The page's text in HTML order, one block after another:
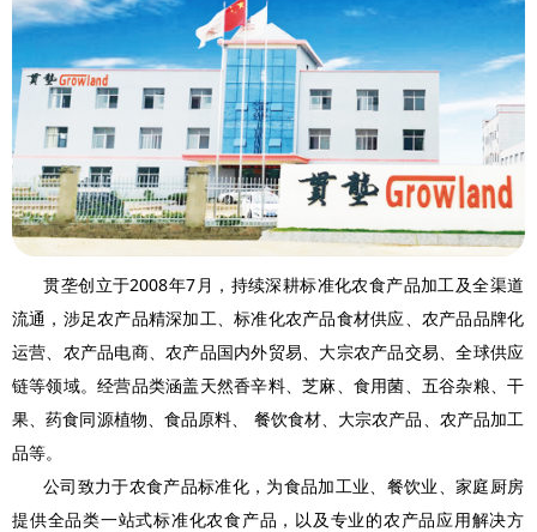
贯垄创立于2008年7月，持续深耕标准化农食产品加工及全渠道
流通，涉足农产品精深加工、标准化农产品食材供应、农产品品牌化
运营、农产品电商、农产品国内外贸易、大宗农产品交易、全球供应
链等领域。经营品类涵盖天然香辛料、芝麻、食用菌、五谷杂粮、干
果、药食同源植物、食品原料、 餐饮食材、大宗农产品、农产品加工
品等。
公司致力于农食产品标准化，为食品加工业、餐饮业、家庭厨房
提供全品类一站式标准化农食产品，以及专业的农产品应用解决方